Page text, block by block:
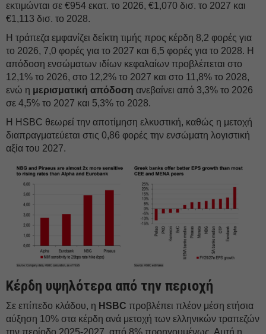
εκτιμώνται σε €954 εκατ. το 2026, €1,070 δισ. το 2027 και
€1,113 δισ. το 2028.
Η τράπεζα εμφανίζει δείκτη τιμής προς κέρδη 8,2 φορές για
το 2026, 7,0 φορές για το 2027 και 6,5 φορές για το 2028. Η
απόδοση ενσώματων ιδίων κεφαλαίων προβλέπεται στο
12,1% το 2026, στο 12,2% το 2027 και στο 11,8% το 2028,
ενώ η μερισματική απόδοση ανεβαίνει από 3,3% το 2026
σε 4,5% το 2027 και 5,3% το 2028.
Η HSBC θεωρεί την αποτίμηση ελκυστική, καθώς η μετοχή
διαπραγματεύεται στις 0,86 φορές την ενσώματη λογιστική
αξία του 2027.
Κέρδη υψηλότερα από την περιοχή
Σε επίπεδο κλάδου, η HSBC προβλέπει πλέον μέση ετήσια
αύξηση 10% στα κέρδη ανά μετοχή των ελληνικών τραπεζών
την περίοδο 2025-2027, από 8% προηγουμένως. Αυτή η